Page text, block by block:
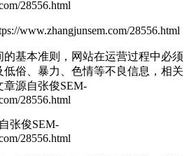
28556.html
www.zhangjunsem.com/28556.html
的基本准则，网站在运营过程中必须
俗、暴力、色情等不良信息，相关
章源自张俊SEM-
28556.html
张俊SEM-
28556.html